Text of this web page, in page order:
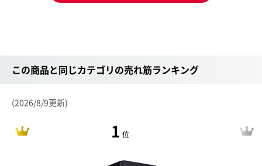
この商品と同じカテゴリの売れ筋ランキング
(2026/8/9更新)
1 位